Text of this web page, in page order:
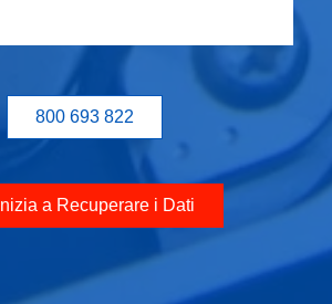
800 693 822
Inizia a Recuperare i Dati